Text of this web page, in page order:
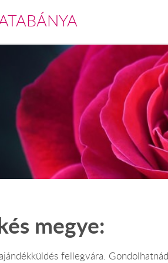
megye:
fellegvára.